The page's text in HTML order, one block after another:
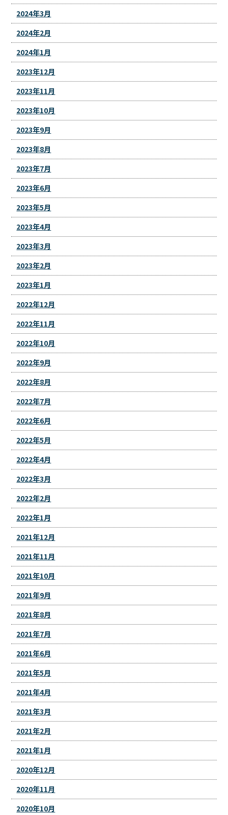
2024年3月
2024年2月
2024年1月
2023年12月
2023年11月
2023年10月
2023年9月
2023年8月
2023年7月
2023年6月
2023年5月
2023年4月
2023年3月
2023年2月
2023年1月
2022年12月
2022年11月
2022年10月
2022年9月
2022年8月
2022年7月
2022年6月
2022年5月
2022年4月
2022年3月
2022年2月
2022年1月
2021年12月
2021年11月
2021年10月
2021年9月
2021年8月
2021年7月
2021年6月
2021年5月
2021年4月
2021年3月
2021年2月
2021年1月
2020年12月
2020年11月
2020年10月